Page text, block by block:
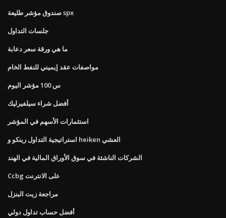
صندوق مؤشر طليعة spx
جلسات التداول
ما هي ورقة سعر دعابة
مواصفات عقد إيميني للنفط الخام
س 100 مؤشر اليوم
أفضل شراء سيلفيرليك
استثمارات الأسهم في المؤشر
استراتيجية التداول رينكو و heiken العشي
الشركات الناشئة في سوق الأوراق المالية في الهند
Ccbg على الانترنت
مراجعة زيت البنزل
أفضل حساب تداول دولي